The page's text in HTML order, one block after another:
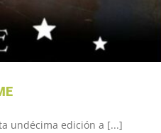
undécima edición a [...]